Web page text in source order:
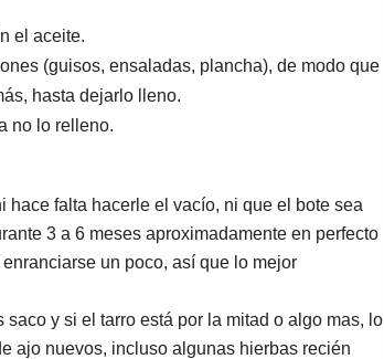
el aceite.
(guisos, ensaladas, plancha), de modo que
hasta dejarlo lleno.
no lo relleno.
hace falta hacerle el vacío, ni que el bote sea
3 a 6 meses aproximadamente en perfecto
un poco, así que lo mejor
y si el tarro está por la mitad o algo mas, lo
ajo nuevos, incluso algunas hierbas recién